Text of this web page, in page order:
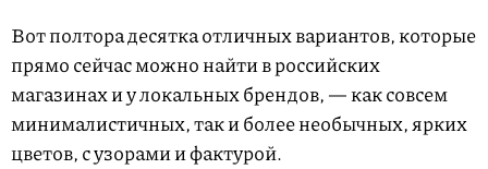
Вот полтора десятка отличных вариантов, которые
прямо сейчас можно найти в российских
магазинах и у локальных брендов, — как совсем
минималистичных, так и более необычных, ярких
цветов, с узорами и фактурой.